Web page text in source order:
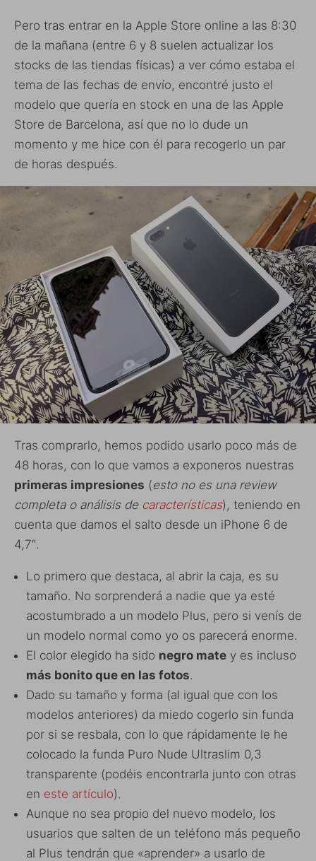
Pero tras entrar en la Apple Store online a las 8:30
de la mañana (entre 6 y 8 suelen actualizar los
stocks de las tiendas físicas) a ver cómo estaba el
tema de las fechas de envío, encontré justo el
modelo que quería en stock en una de las Apple
Store de Barcelona, así que no lo dude un
momento y me hice con él para recogerlo un par
de horas después.
Tras comprarlo, hemos podido usarlo poco más de
48 horas, con lo que vamos a exponeros nuestras
primeras impresiones (esto no es una review
completa o análisis de características), teniendo en
cuenta que damos el salto desde un iPhone 6 de
4,7″.
Lo primero que destaca, al abrir la caja, es su
tamaño. No sorprenderá a nadie que ya esté
acostumbrado a un modelo Plus, pero si venís de
un modelo normal como yo os parecerá enorme.
El color elegido ha sido negro mate y es incluso
más bonito que en las fotos.
Dado su tamaño y forma (al igual que con los
modelos anteriores) da miedo cogerlo sin funda
por si se resbala, con lo que rápidamente le he
colocado la funda Puro Nude Ultraslim 0,3
transparente (podéis encontrarla junto con otras
en este artículo).
Aunque no sea propio del nuevo modelo, los
usuarios que salten de un teléfono más pequeño
al Plus tendrán que «aprender» a usarlo de